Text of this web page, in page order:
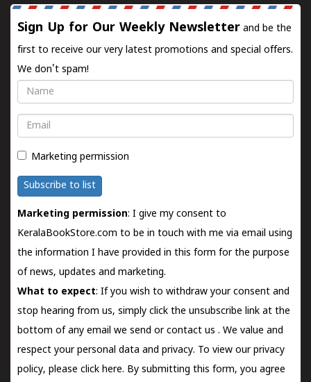
Sign Up for Our Weekly Newsletter and be the
first to receive our very latest promotions and special offers.
We don't spam!
Name
Email
Marketing permission
Subscribe to list
Marketing permission: I give my consent to
KeralaBookStore.com to be in touch with me via email using
the information I have provided in this form for the purpose
of news, updates and marketing.
What to expect: If you wish to withdraw your consent and
stop hearing from us, simply click the unsubscribe link at the
bottom of any email we send orcontact us . We value and
respect your personal data and privacy. To view our privacy
policy, please click here. By submitting this form, you agree